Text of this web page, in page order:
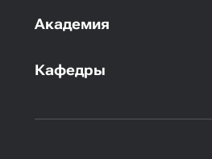
Академия
Кафедры